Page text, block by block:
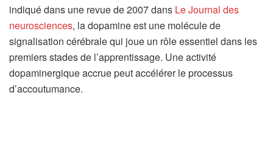
u
n
n
o
u
indiqué dans une revue de 2007 dans Le Journal des
neurosciences(
s
’
o
u
, la dopamine est une molécule de
signalisation cérébrale qui joue un rôle essentiel dans les
premiers stades de l’apprentissage. Une activité
dopaminergique accrue peut accélérer le processus
d’accoutumance.